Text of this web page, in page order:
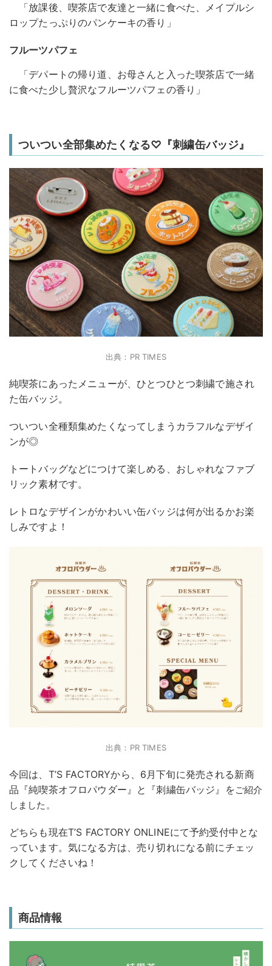
「放課後、喫茶店で友達と一緒に食べた、メイプルシ
ロップたっぷりのパンケーキの香り」
フルーツパフェ
「デパートの帰り道、お母さんと入った喫茶店で一緒
に食べた少し贅沢なフルーツパフェの香り」
ついつい全部集めたくなる♡『刺繍缶バッジ』
出典：PR TIMES
純喫茶にあったメニューが、ひとつひとつ刺繍で施され
た缶バッジ。
ついつい全種類集めたくなってしまうカラフルなデザイ
ンが◎
トートバッグなどにつけて楽しめる、おしゃれなファブ
リック素材です。
レトロなデザインがかわいい缶バッジは何が出るかお楽
しみですよ！
出典：PR TIMES
今回は、T’S FACTORYから、6月下旬に発売される新商
品『純喫茶オフロパウダー』と『刺繍缶バッジ』をご紹介
しました。
どちらも現在T’S FACTORY ONLINEにて予約受付中とな
っています。気になる方は、売り切れになる前にチェッ
クしてくださいね！
商品情報